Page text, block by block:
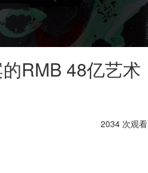
RMB 48亿艺术
2034 次观看